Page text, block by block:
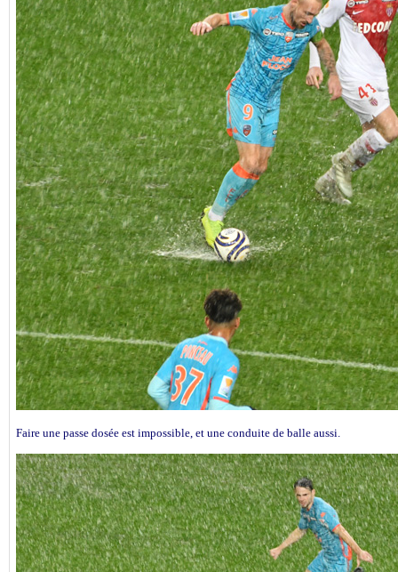
Faire une passe dosée est impossible, et une conduite de balle aussi.